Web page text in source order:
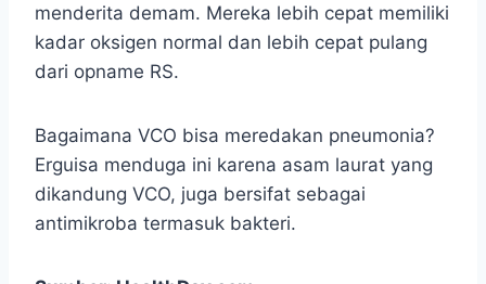
menderita demam. Mereka lebih cepat memiliki
kadar oksigen normal dan lebih cepat pulang
dari opname RS.
Bagaimana VCO bisa meredakan pneumonia?
Erguisa menduga ini karena asam laurat yang
dikandung VCO, juga bersifat sebagai
antimikroba termasuk bakteri.